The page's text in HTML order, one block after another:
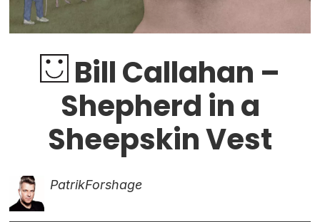
Bill Callahan –
Shepherd in a
Sheepskin Vest
PatrikForshage